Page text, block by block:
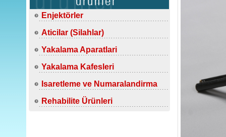
Enjektörler
Aticilar (Silahlar)
Yakalama Aparatlari
Yakalama Kafesleri
Isaretleme ve Numaralandirma
Rehabilite Ürünleri